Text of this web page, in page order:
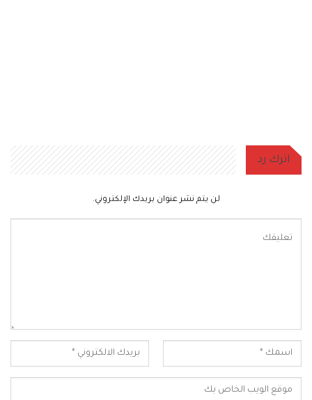
اترك رد
لن يتم نشر عنوان بريدك الإلكتروني.